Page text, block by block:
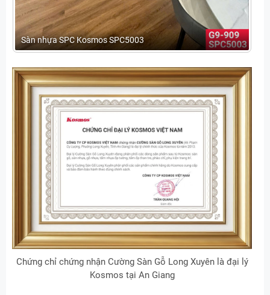
Sàn nhựa SPC Kosmos SPC5003
Chứng chỉ chứng nhận Cường Sàn Gỗ Long Xuyên là đại lý
Kosmos tại An Giang